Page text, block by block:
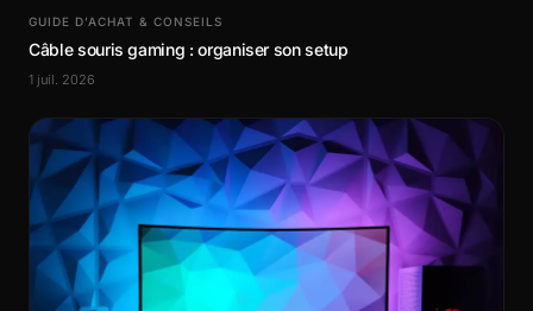
GUIDE D’ACHAT & CONSEILS
Câble souris gaming : organiser son setup
1 juil. 2026